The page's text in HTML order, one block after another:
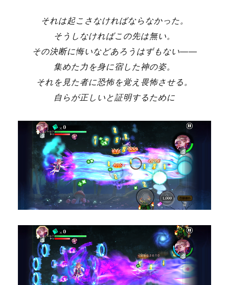
それは起こさなければならなかった。
そうしなければこの先は無い。
その決断に悔いなどあろうはずもない――
集めた力を身に宿した神の姿。
それを見た者に恐怖を覚え畏怖させる。
自らが正しいと証明するために